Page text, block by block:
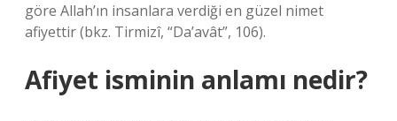
göre Allah’ın insanlara verdiği en güzel nimet
afiyettir (bkz. Tirmizî, “Da’avât”, 106).
Afiyet isminin anlamı nedir?